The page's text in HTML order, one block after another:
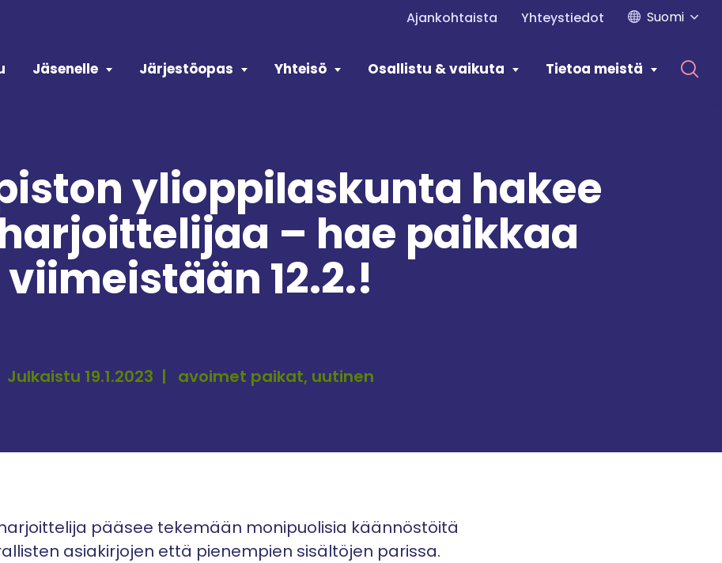
Ajankohtaista Yhteystiedot Suomi
Jäsenelle Järjestöopas Yhteisö Osallistu & vaikuta Tietoa meistä
ylioppilaskunta hakee
– hae paikkaa
viimeistään 12.2.!
Julkaistu 19.1.2023 avoimet paikat, uutinen
pääsee tekemään monipuolisia käännöstöitä
asiakirjojen että pienempien sisältöjen parissa.